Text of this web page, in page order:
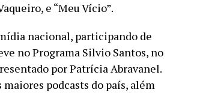
e “Meu Vício”.
nacional, participando de
no Programa Silvio Santos, no
por Patrícia Abravanel.
podcasts do país, além